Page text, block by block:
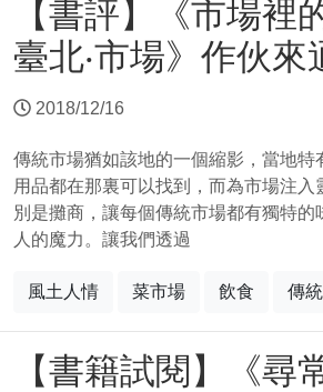
【書評】《市場裡
臺北‧市場》作伙來
2018/12/16
傳統市場猶如該地的一個縮影，當地
用品都在那裏可以找到，而為市場注
別是攤商，讓每個傳統市場都有獨特的
人的魔力。讓我們透過
風土人情 菜市場 飲食 傳
【書籍試閱】《尋